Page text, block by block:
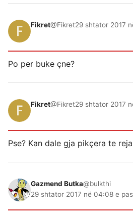
Fikret@Fikret29 shtator 2017
Po per buke çne?
Fikret@Fikret29 shtator 2017
Pse? Kan dale gja pikçera te
Gazmend Butka@bulkthi
29 shtator 2017 në 04:08 e